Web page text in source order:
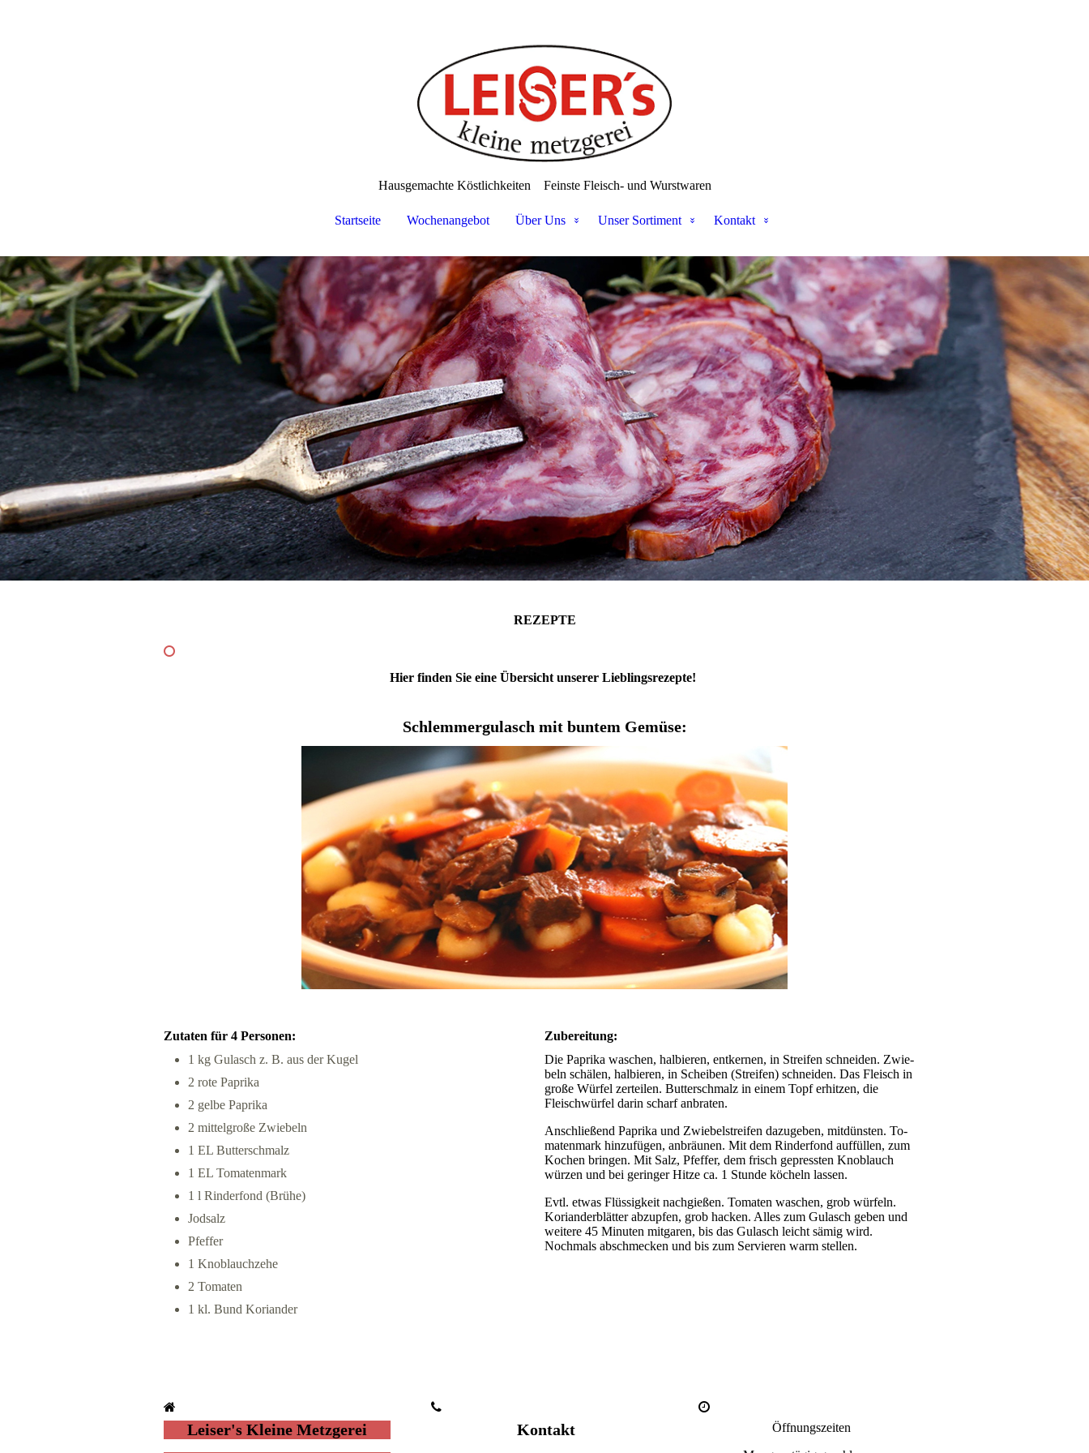
Hausgemachte Köstlichkeiten Feinste Fleisch- und Wurstwaren
Startseite Wochenangebot Über Uns Unser Sortiment Kontakt
REZEPTE
Hier finden Sie eine Übersicht unserer Lieblingsrezepte!
Schlemmergulasch mit buntem Gemüse:
Zutaten für 4 Personen:
1 kg Gulasch z. B. aus der Kugel
2 rote Paprika
2 gelbe Paprika
2 mittelgroße Zwiebeln
1 EL Butterschmalz
1 EL Tomatenmark
1 l Rinderfond (Brühe)
Jodsalz
Pfeffer
1 Knoblauchzehe
2 Tomaten
1 kl. Bund Koriander
Zubereitung:
Die Paprika waschen, halbieren, ent­ker­nen, in Strei­fen schneiden. Zwie­
beln schälen, hal­bie­ren, in Schei­ben (Streifen) schneiden. Das Fleisch in
gro­ße Würfel zerteilen. But­ter­schmalz in einem Topf er­hit­zen, die
Fleisch­­wür­­fel darin scharf an­bra­ten.
Anschließend Paprika und Zwie­bel­strei­fen da­zu­ge­ben, mit­dün­sten. To­
ma­ten­mark hin­zu­fü­gen, an­bräunen. Mit dem Rinderfond auf­fül­len, zum
Ko­chen bringen. Mit Salz, Pfef­fer, dem frisch ge­pres­sten Knob­lauch
wür­zen und bei geringer Hit­ze ca. 1 Stunde kö­cheln lassen.
Evtl. etwas Flüssigkeit nachgießen. To­ma­ten wa­schen, grob würfeln.
Ko­ri­an­der­blät­ter ab­zup­fen, grob hacken. Al­les zum Gulasch geben und
wei­te­re 45 Minuten mitgaren, bis das Gu­lasch leicht sä­mig wird.
Nochmals ab­­schme­cken und bis zum Ser­vie­ren warm stel­len.
Leiser's Kleine Metzgerei Kontakt
Öffnungszeiten